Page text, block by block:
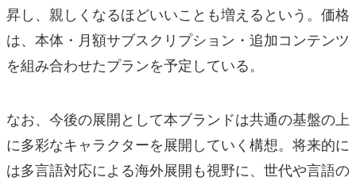
昇し、親しくなるほどいいことも増えるという。価格
は、本体・月額サブスクリプション・追加コンテンツ
を組み合わせたプランを予定している。
なお、今後の展開として本ブランドは共通の基盤の上
に多彩なキャラクターを展開していく構想。将来的に
は多言語対応による海外展開も視野に、世代や言語の